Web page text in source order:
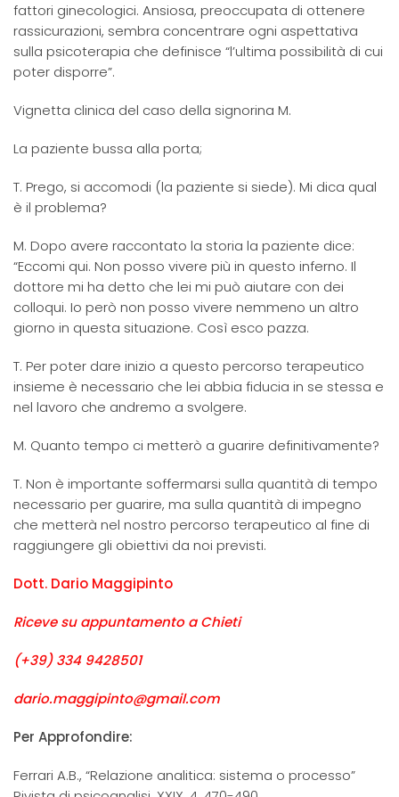
fattori ginecologici. Ansiosa, preoccupata di ottenere
rassicurazioni, sembra concentrare ogni aspettativa
sulla psicoterapia che definisce “l’ultima possibilità di cui
poter disporre”.
Vignetta clinica del caso della signorina M.
La paziente bussa alla porta;
T. Prego, si accomodi (la paziente si siede). Mi dica qual
è il problema?
M. Dopo avere raccontato la storia la paziente dice:
“Eccomi qui. Non posso vivere più in questo inferno. Il
dottore mi ha detto che lei mi può aiutare con dei
colloqui. Io però non posso vivere nemmeno un altro
giorno in questa situazione. Così esco pazza.
T. Per poter dare inizio a questo percorso terapeutico
insieme è necessario che lei abbia fiducia in se stessa e
nel lavoro che andremo a svolgere.
M. Quanto tempo ci metterò a guarire definitivamente?
T. Non è importante soffermarsi sulla quantità di tempo
necessario per guarire, ma sulla quantità di impegno
che metterà nel nostro percorso terapeutico al fine di
raggiungere gli obiettivi da noi previsti.
Dott. Dario Maggipinto
Riceve su appuntamento a Chieti
(+39) 334 9428501
dario.maggipinto@gmail.com
Per Approfondire:
Ferrari A.B., “Relazione analitica: sistema o processo”